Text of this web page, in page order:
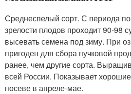
Среднеспелый сорт. С периода
зрелости плодов проходит 90-98
высевать семена под зиму. При
пригоден для сбора пучковой
ранее, чем другие сорта.
всей России. Показывает
посеве в апреле-мае.